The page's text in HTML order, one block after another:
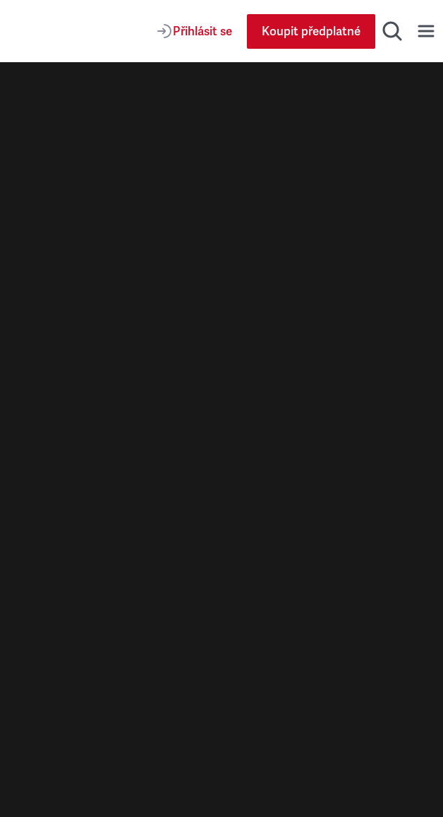
Přihlásit se Koupit předplatné